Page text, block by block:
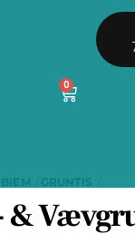
0
GRUNTIS